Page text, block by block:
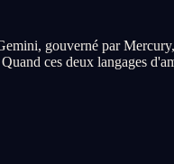
gouverné par
ces deux langages